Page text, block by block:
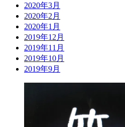
2020年3月
2020年2月
2020年1月
2019年12月
2019年11月
2019年10月
2019年9月